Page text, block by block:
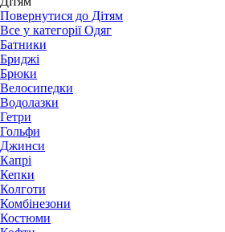
Повернутися до Дітям
Все у категорії Одяг
Батники
Бриджі
Брюки
Велосипедки
Водолазки
Гетри
Гольфи
Джинси
Капрі
Кепки
Колготи
Комбінезони
Костюми